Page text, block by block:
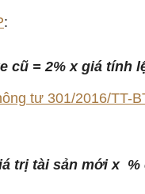
:
cũ = 2% x giá tính
tư 301/2016/TT-
trị tài sản mới x